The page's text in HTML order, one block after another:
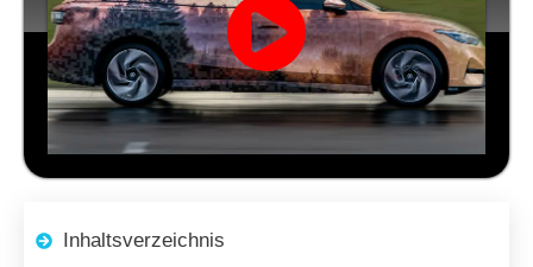
Inhaltsverzeichnis